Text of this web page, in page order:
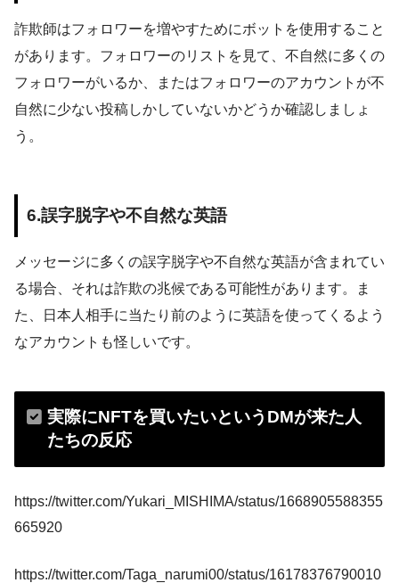
詐欺師はフォロワーを増やすためにボットを使用すること
があります。フォロワーのリストを見て、不自然に多くの
フォロワーがいるか、またはフォロワーのアカウントが不
自然に少ない投稿しかしていないかどうか確認しましょ
う。
6.誤字脱字や不自然な英語
メッセージに多くの誤字脱字や不自然な英語が含まれてい
る場合、それは詐欺の兆候である可能性があります。ま
た、日本人相手に当たり前のように英語を使ってくるよう
なアカウントも怪しいです。
実際にNFTを買いたいというDMが来た人
たちの反応
https://twitter.com/Yukari_MISHIMA/status/1668905588355
665920
https://twitter.com/Taga_narumi00/status/16178376790010